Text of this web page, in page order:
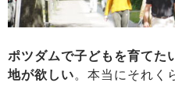
ポツダムで子どもを育てた
地が欲しい。本当にそれく